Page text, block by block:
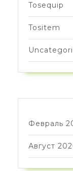
Tosequip
Tositem
Февраль
Август